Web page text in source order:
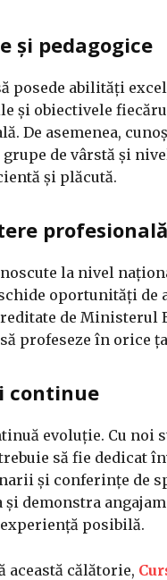
și pedagogice
posede abilități
și obiectivele
De asemenea,
de vârstă și
și plăcută.
profesională
la nivel
oportunități
de
profeseze în orice
continue
evoluție. Cu
să fie dedicat
și conferințe de
demonstra
posibilă.
această călătorie,